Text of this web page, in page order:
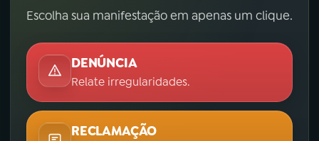
Escolha sua manifestação em apenas um clique.
DENÚNCIA
Relate irregularidades.
RECLAMAÇÃO